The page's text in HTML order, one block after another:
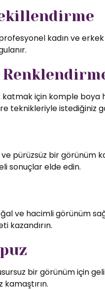
kadın ve
katmak için komple
teknikleriyle istediğiniz
ve pürüzsüz bir
sonuçlar elde edin.
ve hacimli görünüm
kazandırın.
bir görünüm için